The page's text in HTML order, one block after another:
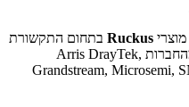
Ruckus בתחום התקשורת
האלחוטית ומוצרים נוספים משלימים מהחברות Arris DrayTek,
Grandstream, Microsemi,